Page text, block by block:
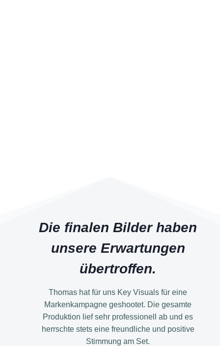
Die finalen Bilder haben
unsere Erwartungen
übertroffen.
Thomas hat für uns Key Visuals für eine
Markenkampagne geshootet. Die gesamte
Produktion lief sehr professionell ab und es
herrschte stets eine freundliche und positive
Stimmung am Set.